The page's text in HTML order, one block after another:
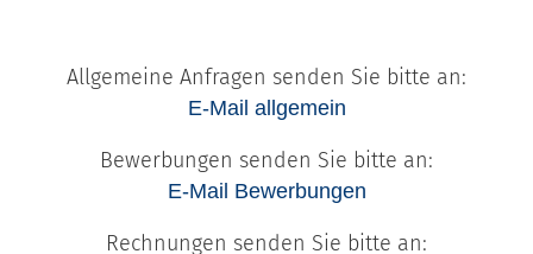
Allgemeine Anfragen senden Sie bitte an:
E-Mail allgemein
Bewerbungen senden Sie bitte an:
E-Mail Bewerbungen
Rechnungen senden Sie bitte an: